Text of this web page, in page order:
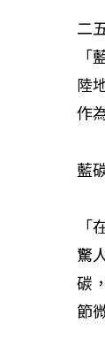
二
「
陸
作
藍
「
驚
碳
節